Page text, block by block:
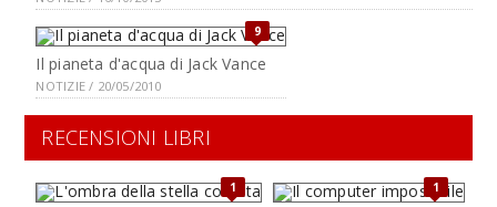
9
Il pianeta d'acqua di Jack Vance
NOTIZIE / 20/05/2010
RECENSIONI LIBRI
1 1